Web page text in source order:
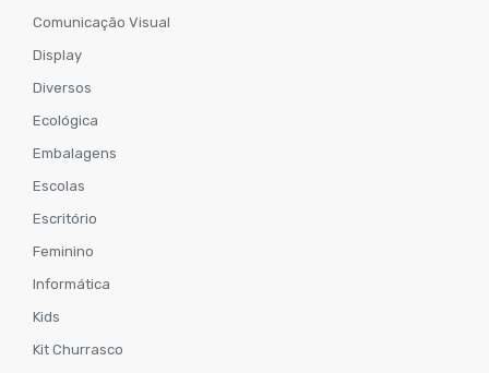
Comunicação Visual
Display
Diversos
Ecológica
Embalagens
Escolas
Escritório
Feminino
Informática
Kids
Kit Churrasco